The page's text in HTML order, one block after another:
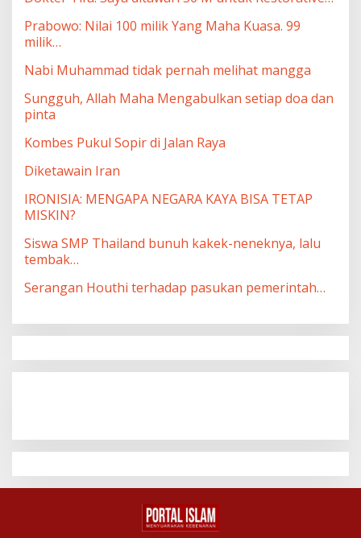
Prabowo: Nilai 100 milik Yang Maha Kuasa. 99
milik…
Nabi Muhammad tidak pernah melihat mangga
Sungguh, Allah Maha Mengabulkan setiap doa dan
pinta
Kombes Pukul Sopir di Jalan Raya
Diketawain Iran
IRONISIA: MENGAPA NEGARA KAYA BISA TETAP
MISKIN?
Siswa SMP Thailand bunuh kakek-neneknya, lalu
tembak…
Serangan Houthi terhadap pasukan pemerintah…